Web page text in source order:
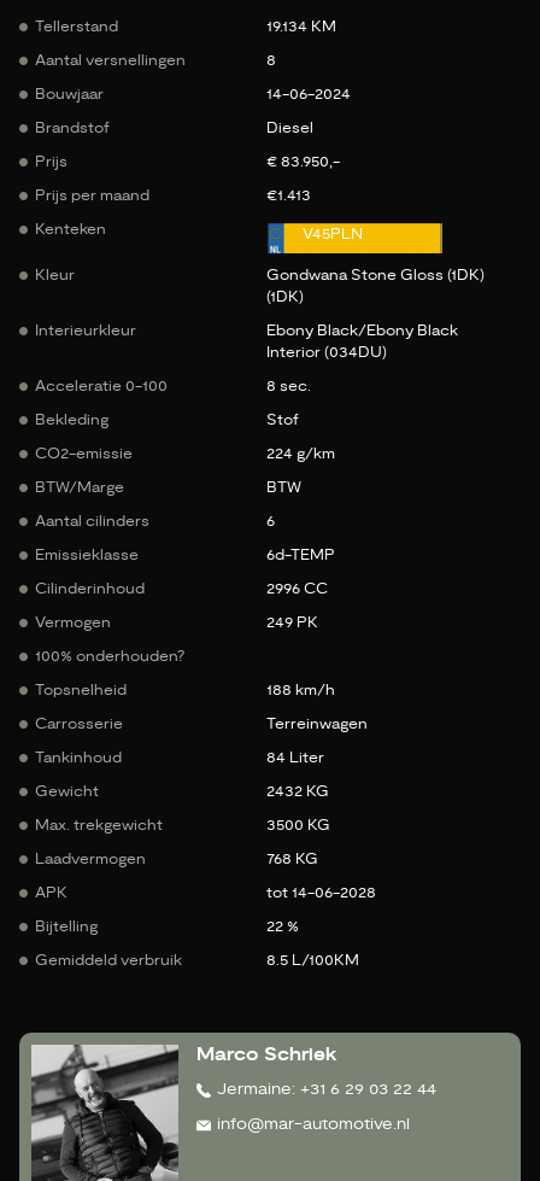
Tellerstand
19.134 KM
Aantal versnellingen
8
Bouwjaar
14-06-2024
Brandstof
Diesel
Prijs
€ 83.950,-
Prijs per maand
€1.413
Kenteken
V45PLN
Kleur
Gondwana Stone Gloss (1DK)
(1DK)
Interieurkleur
Ebony Black/Ebony Black
Interior (034DU)
Acceleratie 0-100
8 sec.
Bekleding
Stof
CO2-emissie
224 g/km
BTW/Marge
BTW
Aantal cilinders
6
Emissieklasse
6d-TEMP
Cilinderinhoud
2996 CC
Vermogen
249 PK
100% onderhouden?
Topsnelheid
188 km/h
Carrosserie
Terreinwagen
Tankinhoud
84 Liter
Gewicht
2432 KG
Max. trekgewicht
3500 KG
Laadvermogen
768 KG
APK
tot 14-06-2028
Bijtelling
22 %
Gemiddeld verbruik
8.5 L/100KM
Marco Schriek
Jermaine: +31 6 29 03 22 44
info@mar-automotive.nl